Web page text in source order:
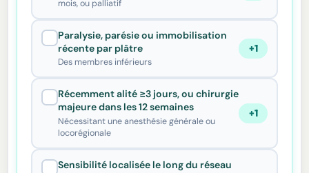
mois, ou palliatif
Paralysie, parésie ou immobilisation
récente par plâtre
Des membres inférieurs
+1
Récemment alité ≥3 jours, ou chirurgie
majeure dans les 12 semaines
Nécessitant une anesthésie générale ou
locorégionale
+1
Sensibilité localisée le long du réseau